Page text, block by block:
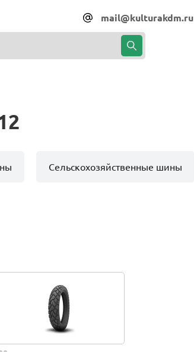
mail@kulturakdm.ru
Сельскохозяйственные шины